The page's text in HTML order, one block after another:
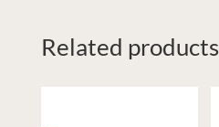
Related products